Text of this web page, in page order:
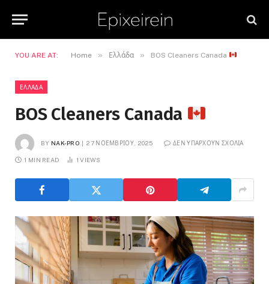
YOU ARE AT: Home » Ελλάδα » BOS Cleaners Canada
ΕΛΛΆΔΑ
BOS Cleaners Canada
BY NAK-PRO 27 ΝΟΕΜΒΡΊΟΥ, 2025 ΔΕΝ ΥΠΆΡΧΟΥΝ ΣΧΌΛΙΑ
1 MIN READ 1VIEWS